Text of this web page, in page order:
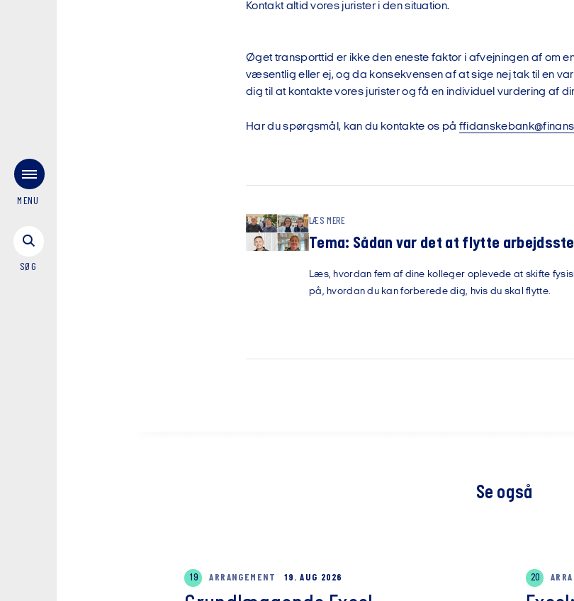
MENU
SØG
Kontakt altid vores jurister i den situation.
Øget transporttid er ikke den eneste faktor i afvejningen af om
væsentlig eller ej, og da konsekvensen af at sige nej tak til en
dig til at kontakte vores jurister og få en individuel vurdering af
Har du spørgsmål, kan du kontakte os på
LÆS MERE
Tema: Sådan var det at flytte
Læs, hvordan fem af dine kolleger oplevede at skifte
på, hvordan du kan forberede dig, hvis du skal flytte.
Se også
19 ARRANGEMENT 19. AUG 2026 20